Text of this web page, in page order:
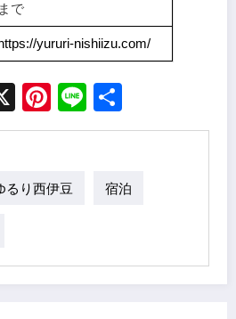
まで
yururi-nishiizu.com/
X Pinterest
Line
るり西伊豆 宿泊